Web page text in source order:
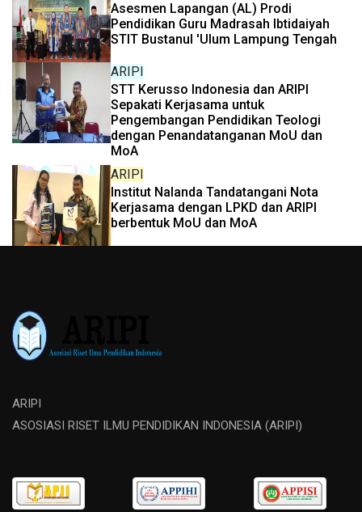
Asesmen Lapangan (AL) Prodi
Pendidikan Guru Madrasah Ibtidaiyah
STIT Bustanul 'Ulum Lampung Tengah
ARIPI
STT Kerusso Indonesia dan ARIPI
Sepakati Kerjasama untuk
Pengembangan Pendidikan Teologi
dengan Penandatanganan MoU dan
MoA
ARIPI
Institut Nalanda Tandatangani Nota
Kerjasama dengan LPKD dan ARIPI
berbentuk MoU dan MoA
ARIPI
ASOSIASI RISET ILMU PENDIDIKAN INDONESIA (ARIPI)